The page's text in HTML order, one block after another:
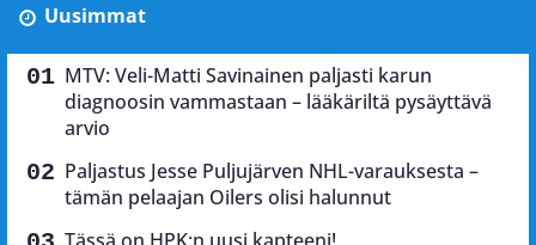
Uusimmat
MTV: Veli-Matti Savinainen paljasti karun
diagnoosin vammastaan – lääkäriltä pysäyttävä
arvio
Paljastus Jesse Puljujärven NHL-varauksesta –
tämän pelaajan Oilers olisi halunnut